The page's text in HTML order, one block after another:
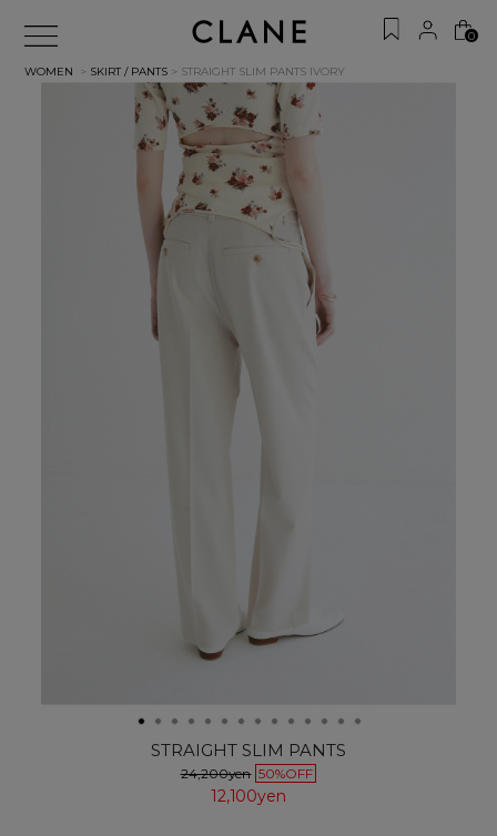
0
WOMEN > SKIRT / PANTS > STRAIGHT SLIM PANTS IVORY
STRAIGHT SLIM PANTS
24,200yen 50%OFF
12,100yen